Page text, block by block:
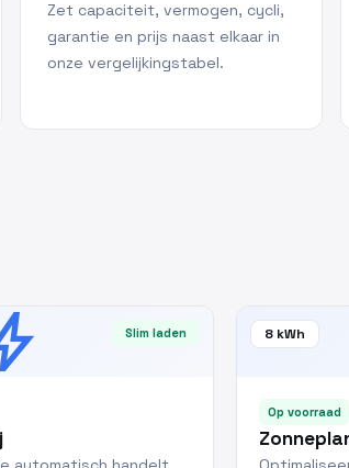
Zet capaciteit, vermogen, cycli,
garantie en prijs naast elkaar in
onze vergelijkingstabel.
Slim laden 8 kWh
Op voorraad